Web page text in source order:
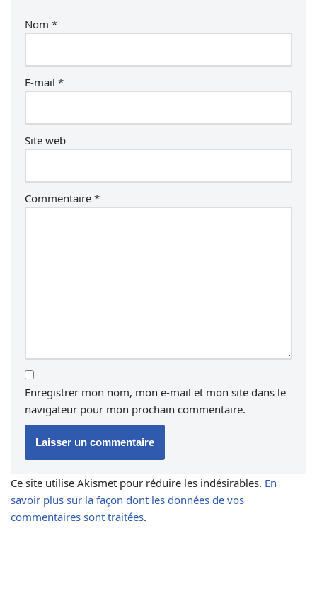
Nom *
E-mail *
Site web
Commentaire *
Enregistrer mon nom, mon e-mail et mon site dans le
navigateur pour mon prochain commentaire.
Ce site utilise Akismet pour réduire les indésirables. En
savoir plus sur la façon dont les données de vos
commentaires sont traitées.